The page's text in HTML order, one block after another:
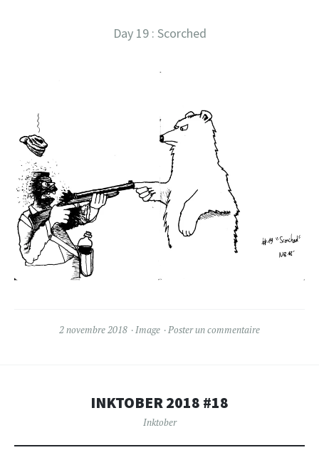
Day 19 : Scorched
2 novembre 2018 Image Poster un commentaire
INKTOBER 2018 #18
Inktober